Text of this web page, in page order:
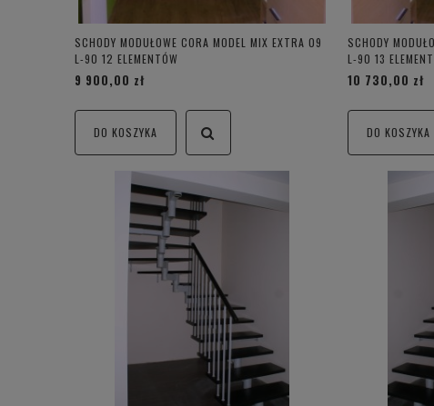
SCHODY MODUŁOWE CORA MODEL MIX EXTRA 09
L-90 12 ELEMENTÓW
9 900,00 zł
DO KOSZYKA
SCHODY
L-90 13
10 730,00 zł
DO KOSZYKA